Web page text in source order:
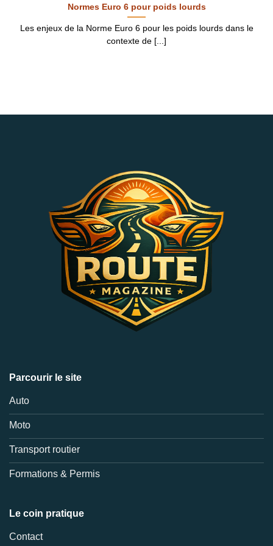
Normes Euro 6 pour poids lourds
Les enjeux de la Norme Euro 6 pour les poids lourds dans le
contexte de [...]
Parcourir le site
Auto
Moto
Transport routier
Formations & Permis
Le coin pratique
Contact